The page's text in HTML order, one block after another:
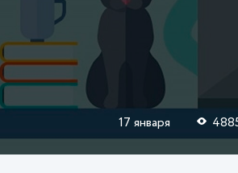
17 января